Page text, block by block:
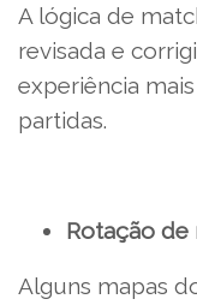
A lógica de
revisada e
experiência
partidas.
Rotação
Alguns mapas